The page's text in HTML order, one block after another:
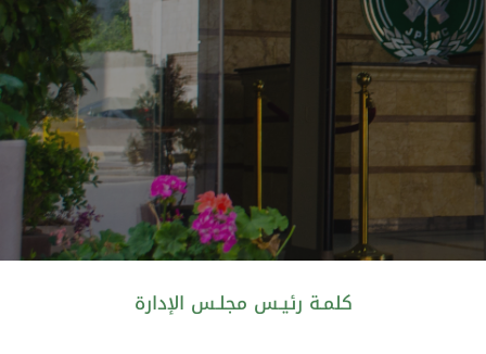
كلمـة رئيـس مجلـس الإدارة